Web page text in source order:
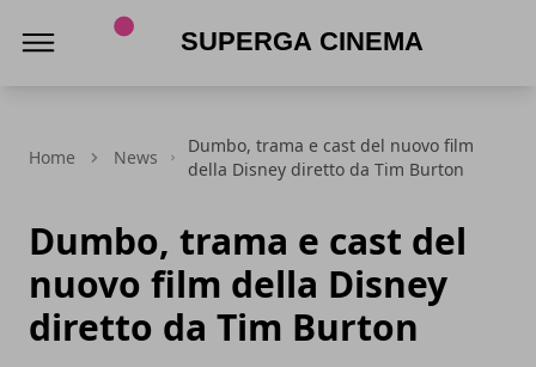
Home News
Dumbo, trama e cast del nuovo film
della Disney diretto da Tim Burton
Dumbo, trama e cast del
nuovo film della Disney
diretto da Tim Burton